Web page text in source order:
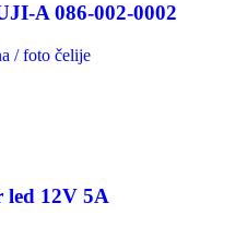
A 086-002-0002
/ foto čelije
led 12V 5A